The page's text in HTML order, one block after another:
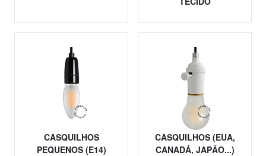
CASQUILHOS
PEQUENOS (E14)
CASQUILHOS (EUA,
CANADÁ, JAPÃO...)